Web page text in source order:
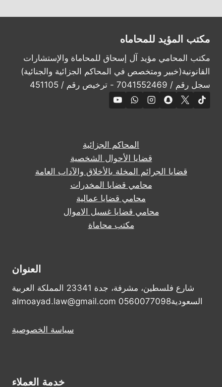
مكتب المؤيد للمحاماه
مكتب المحامي مؤيد آل إسحاق للمحاماة والإستشارات
القانونية(خبير ومتخصص في المحاكم الجزائية والجنائية)
سجل رقم / 7041552469 - ترخيص رقم / 451105
المحاكم الجزائية
قضايا الأحوال الشخصية
قضايا الجرائم المخلة بالأخلاق والآداب العامة
محامي قضايا المخدرات
محامي قضايا عمالية
محامي قضايا غسيل الاموال
مكتب محاماة
العنوان
شارع فلسطين، مشرفة، جدة 23341 المملكة العربية
السعودية0560077098 almoayad.law@gmail.com
سياسة الخصوصية
خدمة العملاء